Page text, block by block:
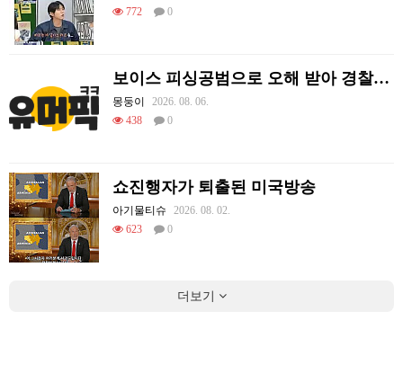
772
0
보이스 피싱공범으로 오해 받아 경찰이 쫓아왔던 썰.
몽둥이
2026. 08. 06.
438
0
쇼진행자가 퇴출된 미국방송
아기물티슈
2026. 08. 02.
623
0
더보기